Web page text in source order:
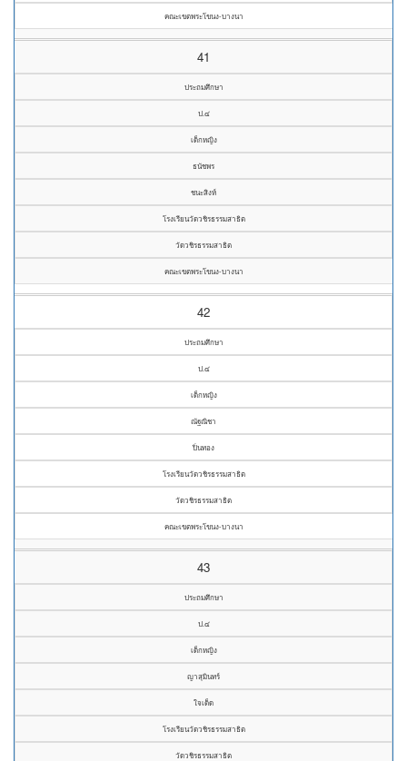
คณะเขตพระโขนง-บางนา
41
ประถมศึกษา
ป.๔
เด็กหญิง
ธนัชพร
ชนะสิงห์
โรงเรียนวัดวชิรธรรมสาธิต
วัดวชิรธรรมสาธิต
คณะเขตพระโขนง-บางนา
42
ประถมศึกษา
ป.๔
เด็กหญิง
ณัฐณิชา
ปิ่นทอง
โรงเรียนวัดวชิรธรรมสาธิต
วัดวชิรธรรมสาธิต
คณะเขตพระโขนง-บางนา
43
ประถมศึกษา
ป.๔
เด็กหญิง
ญาสุมินทร์
ใจเด็ด
โรงเรียนวัดวชิรธรรมสาธิต
วัดวชิรธรรมสาธิต